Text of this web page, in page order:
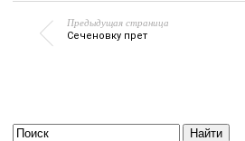
Предыдущая страница
Сеченовку прет
Найти